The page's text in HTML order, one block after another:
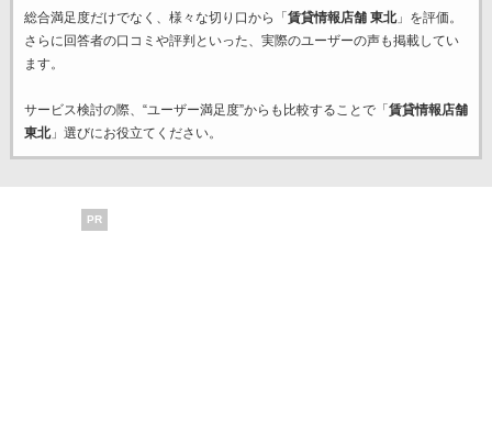
総合満足度だけでなく、様々な切り口から「 賃貸情報店舗 東北」を評価。
さらに回答者の口コミや評判といった、実際のユーザーの声も掲載してい
ます。
サービス検討の際、“ユーザー満足度”からも比較することで「 賃貸情報店舗
東北」選びにお役立てください。
PR